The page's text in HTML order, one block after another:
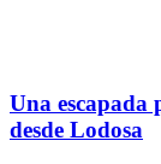
Una escapada
desde Lodosa